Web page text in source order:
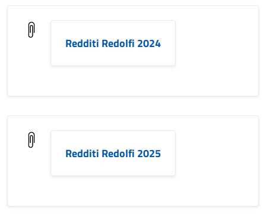
Redditi Redolfi 2024
Redditi Redolfi 2025